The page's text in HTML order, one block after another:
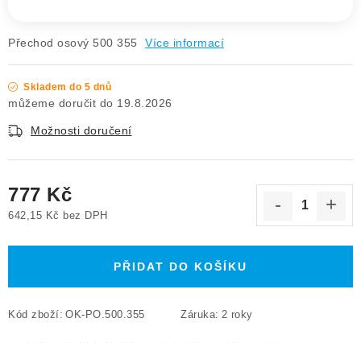
Přechod osový 500 355 Více informací
Skladem do 5 dnů
19.8.2026
Možnosti doručení
777 Kč
642,15 Kč bez DPH
PŘIDAT DO KOŠÍKU
Kód zboží: OK-PO.500.355 Záruka: 2 roky